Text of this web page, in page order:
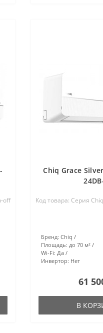
off
Chiq Grace
Код товара: Серия
Бренд: Chiq
Площадь: до 70 м²
Wi-Fi: Да
Инвертор: Нет
61
В